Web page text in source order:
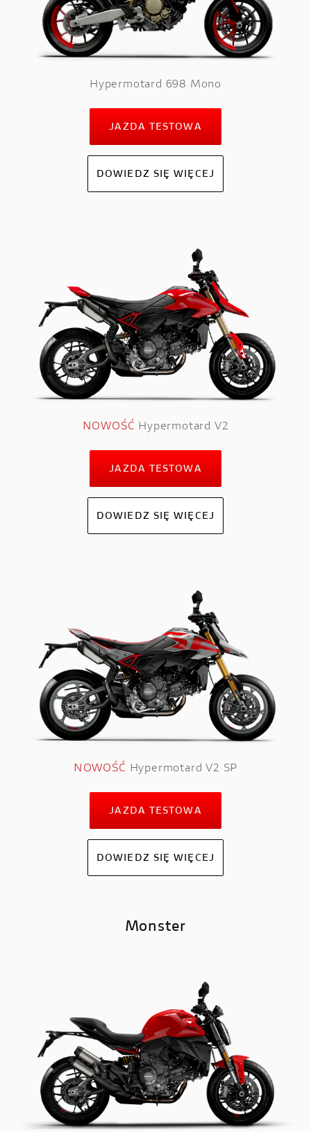
Hypermotard 698 Mono
JAZDA TESTOWA
DOWIEDZ SIĘ WIĘCEJ
NOWOŚĆ Hypermotard V2
JAZDA TESTOWA
DOWIEDZ SIĘ WIĘCEJ
NOWOŚĆ Hypermotard V2 SP
JAZDA TESTOWA
DOWIEDZ SIĘ WIĘCEJ
Monster